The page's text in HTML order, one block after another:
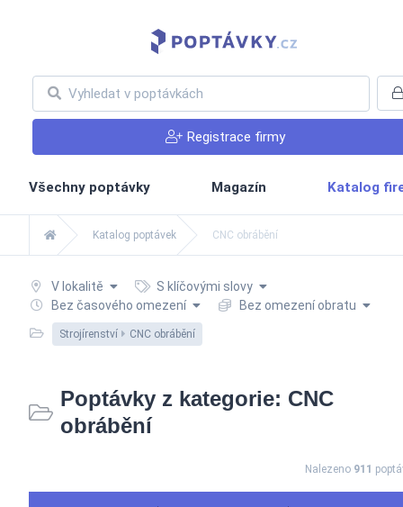
Registrace firmy
Všechny poptávky Magazín Katalog
Katalog poptávek CNC obrábění
V lokalitě
S klíčovými slovy
Bez časového omezení
Bez omezení obratu
Strojírenství CNC obrábění
Poptávky z kategorie: CNC
obrábění
Nalezeno 911